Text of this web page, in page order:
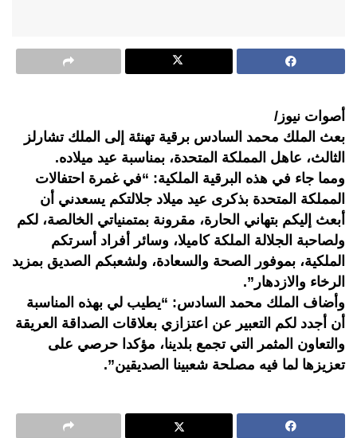
أصوات نيوز/
بعث الملك محمد السادس برقية تهنئة إلى الملك تشارلز
الثالث، عاهل المملكة المتحدة، بمناسبة عيد ميلاده.
ومما جاء في هذه البرقية الملكية: “في غمرة احتفالات
المملكة المتحدة بذكرى عيد ميلاد جلالتكم يسعدني أن
أبعث إليكم بتهاني الحارة، مقرونة بمتمنياتي الخالصة، لكم
ولصاحبة الجلالة الملكة كاميلا، وسائر أفراد أسرتكم
الملكية، بموفور الصحة والسعادة، ولشعبكم الصديق بمزيد
الرخاء والازدهار”.
وأضاف الملك محمد السادس: “يطيب لي بهذه المناسبة
أن أجدد لكم التعبير عن اعتزازي بعلاقات الصداقة العريقة
والتعاون المثمر التي تجمع بلدينا، مؤكدا حرصي على
تعزيزها لما فيه مصلحة شعبينا الصديقين”.